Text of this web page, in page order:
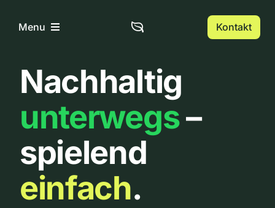
InhaltMenu
Home
Über uns
Urbanlist
Kontakt
Nachhaltig
unterwegs–
spielend
einfach.